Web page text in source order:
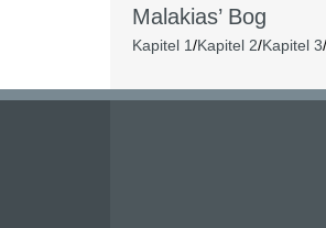
Malakias’ Bog
Kapitel 1/Kapitel 2/Kapitel 3/